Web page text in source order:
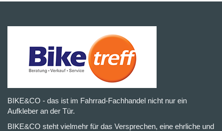
BIKE&CO - das ist im Fahrrad-Fachhandel nicht nur ein
Aufkleber an der Tür.
BIKE&CO steht vielmehr für das Versprechen, eine ehrliche und